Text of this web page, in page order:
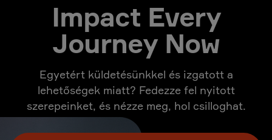
Impact Every
Journey Now
Egyetért küldetésünkkel és izgatott a
lehetőségek miatt? Fedezze fel nyitott
szerepeinket, és nézze meg, hol csilloghat.